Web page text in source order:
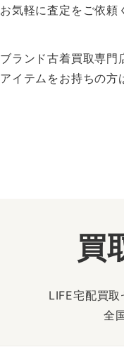
お気軽に査定をご依
ブランド古着買取専門
アイテムをお持ちの方
買
LIFE宅配買
全